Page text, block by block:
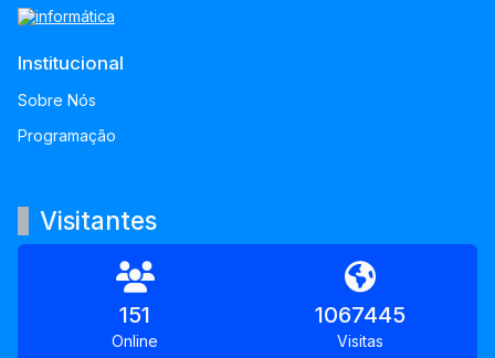
Institucional
Sobre Nós
Programação
Visitantes
151
Online
1067445
Visitas